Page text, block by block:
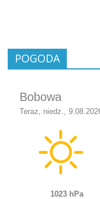
POGODA